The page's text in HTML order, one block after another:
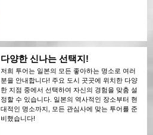
다양한 신나는 선택지!
저희 투어는 일본의 모든 좋아하는 명소로 여러
분을 안내합니다! 주요 도시 곳곳에 위치한 다양
한 지점 중에서 선택하여 자신의 경험을 맞춤 설
정할 수 있습니다. 일본의 역사적인 장소부터 현
대적인 명소까지, 모든 관심사에 맞는 투어를 준
비했습니다!